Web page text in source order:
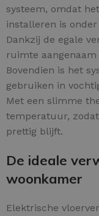
systeem, omdat
installeren is onder
Dankzij de egale
ruimte
Bovendien is het
gebruiken in
Met een slimme
temperatuur,
prettig blijft.
De ideale
woonkamer
Elektrische